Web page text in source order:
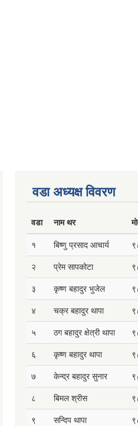
वडा अध्यक्ष विवरण
वडा नाम थर
१ बिष्णु प्रसाद आचार्य
२ प्रेम सापकोटा
३ कृष्ण बहादुर भुजेल
४ चक्र बहादुर थापा
५ ठग बहादुर क्षेत्री थापा
६ कृष्ण बहादुर थापा
७ केन्द्र बहादुर सुनार
८ बिमल श्रीस
९ सन्दिप थापा